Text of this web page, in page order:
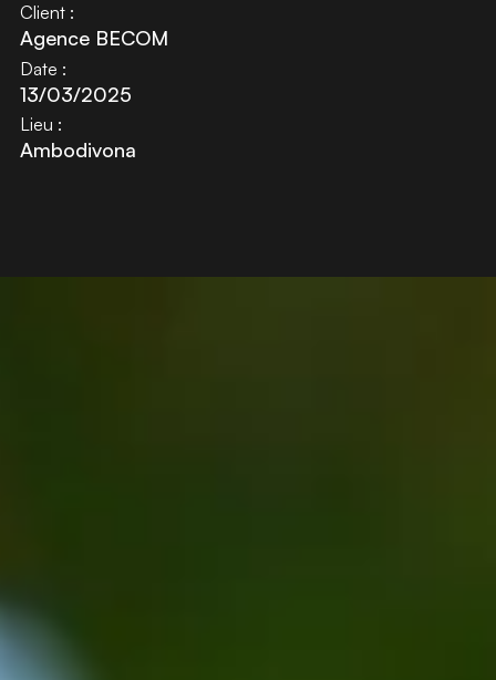
Client :
Agence BECOM
Date :
13/03/2025
Lieu :
Ambodivona